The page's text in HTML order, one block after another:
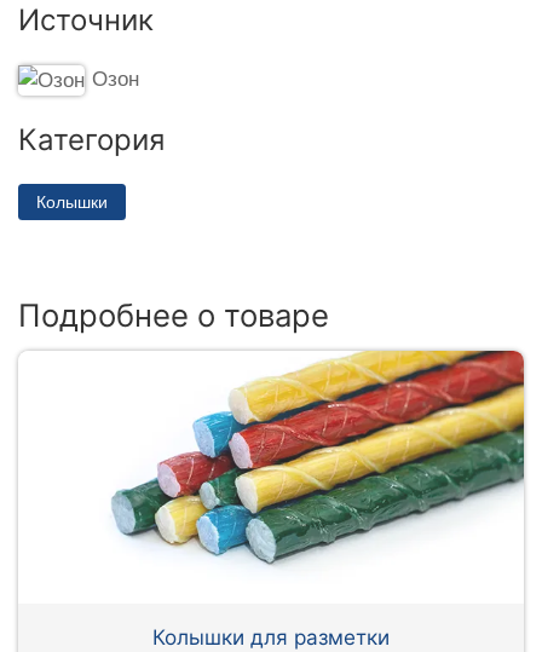
Источник
Озон
Категория
Колышки
Подробнее о товаре
Колышки для разметки